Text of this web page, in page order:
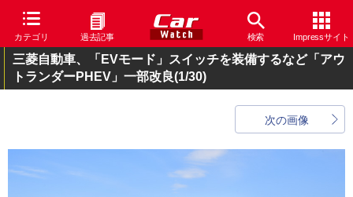
カテゴリ 過去記事 検索 Impressサイト
三菱自動車、「EVモード」スイッチを装備するなど「アウ
トランダーPHEV」一部改良(1/30)
次の画像